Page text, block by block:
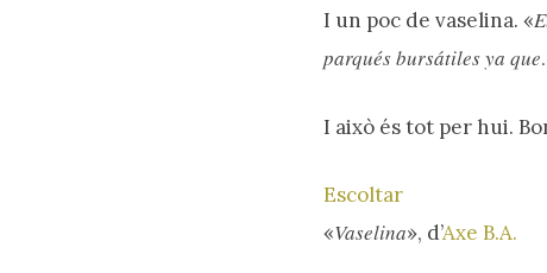
I un poc de vaselina. «
parqués bursátiles ya
I això és tot per hui.
Escoltar
«Vaselina», d’Axe B.A.